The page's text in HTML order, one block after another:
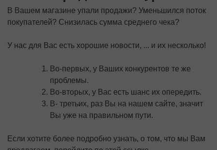
В Вашем магазине упали продажи? Уменьшился поток
покупателей? Снизилась сумма среднего чека?
У нас для Вас есть хорошие новости, ... и их несколько!
Во-первых, у Ваших конкурентов те же
проблемы.
Во-вторых, у Вас есть шанс их опередить.
В- третьих, раз Вы на нашем сайте, значит
Вы уже на правильном пути.
Если хотите более подробно узнать, о том, что мы Вам